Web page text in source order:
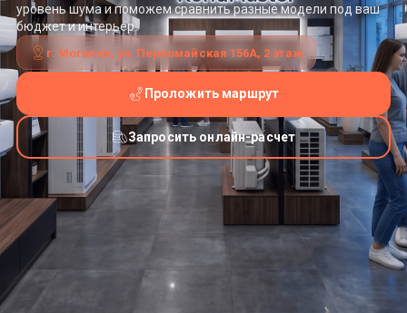
уровень шума и поможем сравнить разные модели под ваш
бюджет и интерьер.
г. Могилев, ул. Первомайская 156А, 2 этаж
Проложить маршрут
Запросить онлайн-расчет